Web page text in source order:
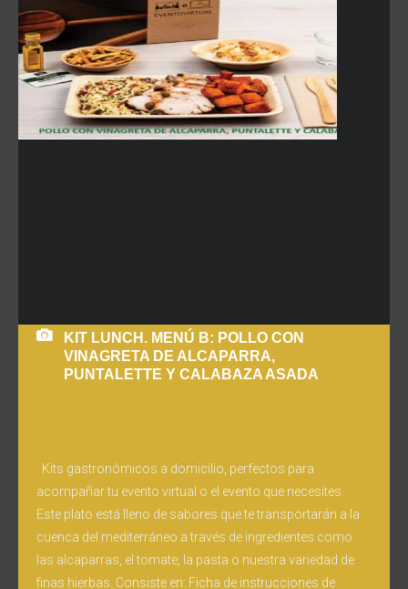
KIT LUNCH. MENÚ B: POLLO CON
VINAGRETA DE ALCAPARRA,
PUNTALETTE Y CALABAZA ASADA
Kits gastronómicos a domicilio, perfectos para
acompañar tu evento virtual o el evento que necesites.
Este plato está lleno de sabores que te transportarán a la
cuenca del mediterráneo a través de ingredientes como
las alcaparras, el tomate, la pasta o nuestra variedad de
finas hierbas. Consiste en: Ficha de instrucciones de